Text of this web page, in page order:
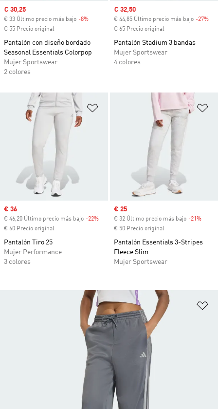
Precio de venta
€ 30,25
€ 33 Último precio más bajo -8% Descuento
€ 55 Precio original
Pantalón con diseño bordado
Seasonal Essentials Colorpop
Mujer Sportswear
2 colores
Precio de venta
€ 32,50
€ 44,85 Último precio más bajo -27%
€ 65 Precio original
Pantalón Stadium 3 bandas
Mujer Sportswear
4 colores
Añadir a la lista de deseos
Precio de venta
€ 36
€ 46,20 Último precio más bajo -22% Descuento
€ 60 Precio original
Pantalón Tiro 25
Mujer Performance
3 colores
Precio de venta
€ 25
€ 32 Último precio más bajo -21%
€ 50 Precio original
Pantalón Essentials 3-Stripes
Fleece Slim
Mujer Sportswear